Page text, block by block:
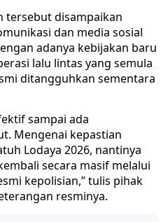
tersebut disampaikan
dan media sosial
adanya kebijakan baru
lalu lintas yang semula
ditangguhkan sementara
sampai ada
Mengenai kepastian
Lodaya 2026, nantinya
secara masif melalui
kepolisian,” tulis pihak
resminya.